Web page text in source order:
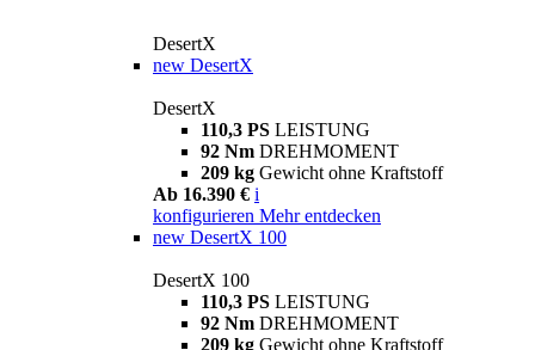
DesertX
new DesertX
DesertX
110,3 PS LEISTUNG
92 Nm DREHMOMENT
209 kg Gewicht ohne Kraftstoff
Ab 16.390 € i
konfigurieren Mehr entdecken
new DesertX 100
DesertX 100
110,3 PS LEISTUNG
92 Nm DREHMOMENT
209 kg Gewicht ohne Kraftstoff